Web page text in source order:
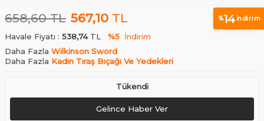
658,60TL 567,10 TL %14İndirim
Havale Fiyatı : 538,74TL %5 İndirim
Daha Fazla Wilkinson Sword
Daha Fazla Kadın Tıraş Bıçağı Ve Yedekleri
Tükendi
Gelince Haber Ver